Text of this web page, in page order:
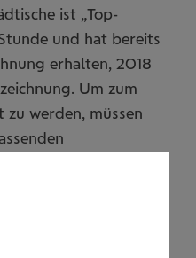
ist „Top-
und hat bereits
erhalten, 2018
Um zum
zu werden, müssen
Wiener Städtische
vor allem durch
Prämien
sowie die intensive